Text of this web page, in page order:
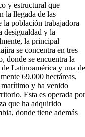
y estructural que
la llegada de las
la población trabajadora
desigualdad y la
la principal
se concentra en tres
donde se encuentra la
Latinoamérica y una de
69.000 hectáreas,
y ha venido
Esta es operada por
que ha adquirido
donde tiene además